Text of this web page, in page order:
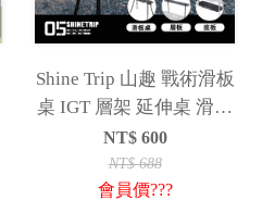
Shine Trip 山趣 戰術滑板
桌 IGT 層架 延伸桌 滑板
桌 可調節高度 露營桌 露
營
NT$ 600
NT$688
會員價???